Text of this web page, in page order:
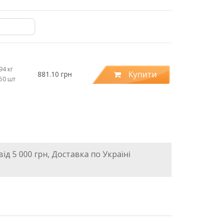
кг
шт
881.10 грн Купити
5 000 грн, Доставка по Україні